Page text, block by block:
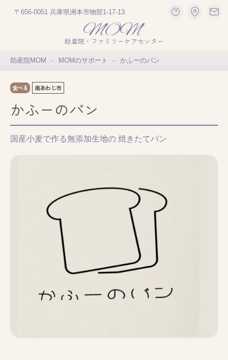
〒656-0051 兵庫県洲本市物部1-17-13
助産院・ファミリーケアセンター
助産院MOM MOMのサポート かふーのパン
食べる 南あわじ市
かふーのパン
国産小麦で作る無添加生地の 焼きたてパン